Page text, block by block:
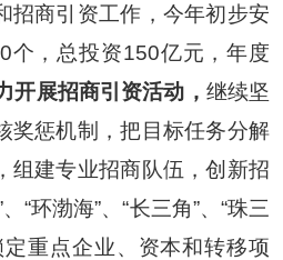
招商引资工作，今年初步安
个，总投资150亿元，年度
开展招商引资活动， 继续坚
奖惩机制，把目标任务分解
组建专业招商队伍，创新招
、 “环渤海”、“长三角”、 “珠三
重点企业、资本和转移项